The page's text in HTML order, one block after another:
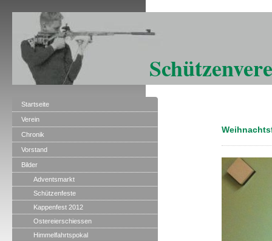
Startseite
Verein
Chronik
Vorstand
Bilder
Adventsmarkt
Schützenfeste
Kappenfest 2012
Ostereierschiessen
Himmelfahrtspokal